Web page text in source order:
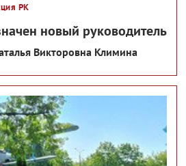
РК
новый руководитель
Викторовна Климина